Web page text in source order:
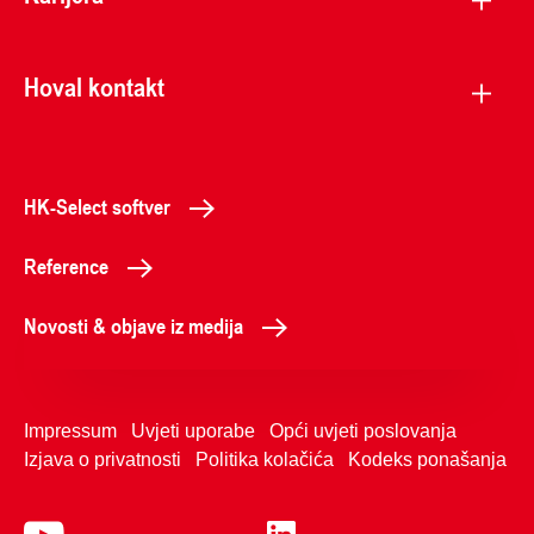
Hoval kontakt
HK-Select softver
Reference
Novosti & objave iz medija
Impressum Uvjeti uporabe
Opći uvjeti poslovanja
Izjava o privatnosti
Politika kolačića Kodeks ponašanja